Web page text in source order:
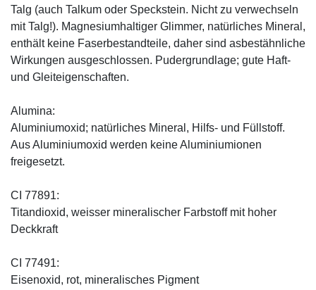
Talg (auch Talkum oder Speckstein. Nicht zu verwechseln
mit Talg!). Magnesiumhaltiger Glimmer, natürliches Mineral,
enthält keine Faserbestandteile, daher sind asbestähnliche
Wirkungen ausgeschlossen. Pudergrundlage; gute Haft-
und Gleiteigenschaften.
Alumina:
Aluminiumoxid; natürliches Mineral, Hilfs- und Füllstoff.
Aus Aluminiumoxid werden keine Aluminiumionen
freigesetzt.
CI 77891:
Titandioxid, weisser mineralischer Farbstoff mit hoher
Deckkraft
CI 77491:
Eisenoxid, rot, mineralisches Pigment